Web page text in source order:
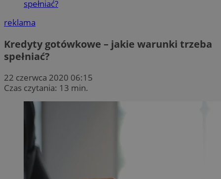
spełniać?
reklama
​​​​​​​Kredyty gotówkowe – jakie warunki trzeba
spełniać?
22 czerwca 2020 06:15
Czas czytania: 13 min.